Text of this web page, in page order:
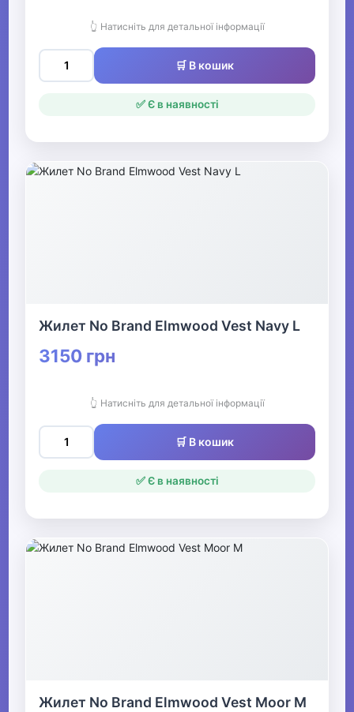
👆 Натисніть для детальної інформації
🛒 В кошик
✅ Є в наявності
Жилет No Brand Elmwood Vest Navy L
3150 грн
👆 Натисніть для детальної інформації
🛒 В кошик
✅ Є в наявності
Жилет No Brand Elmwood Vest Moor M